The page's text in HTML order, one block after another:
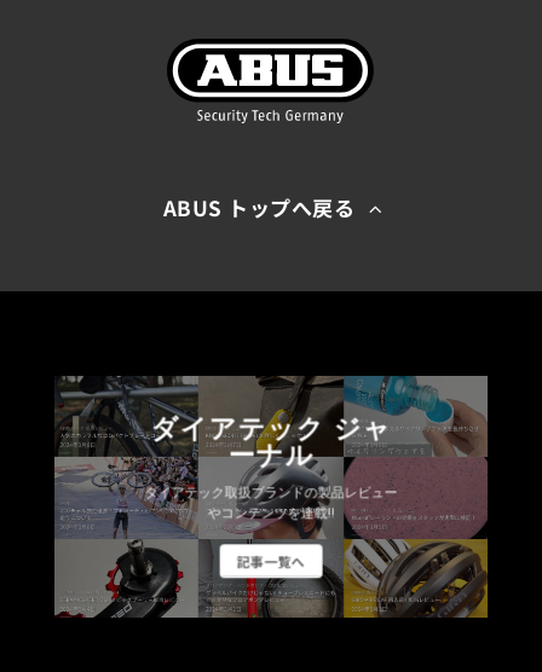
ABUS トップへ戻る
ダイアテック ジャ
ーナル
ダイアテック取扱ブランドの製品レビュー
やコンテンツを連載!!
記事一覧へ